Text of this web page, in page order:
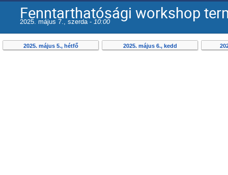
Fenntarthatósági workshop
2025. május 7., szerda - 10:00
2025. május 5., hétfő 2025. május 6., kedd